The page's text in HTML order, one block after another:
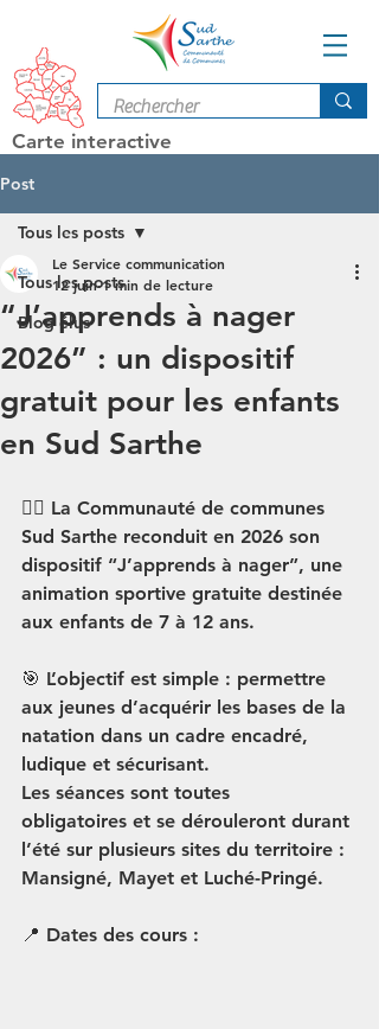
Carte interactive
Post
Tous les posts
Blog élus
Tous les posts
“J’apprends à nager
2026” : un dispositif
gratuit pour les enfants
en Sud Sarthe
Le Service communication
12 juin 1 min de lecture
🏊‍♀️ La Communauté de communes
Sud Sarthe reconduit en 2026 son
dispositif “J’apprends à nager”, une
animation sportive gratuite destinée
aux enfants de 7 à 12 ans.
🎯 L’objectif est simple : permettre
aux jeunes d’acquérir les bases de la
natation dans un cadre encadré,
ludique et sécurisant.
Les séances sont toutes
obligatoires et se dérouleront durant
l’été sur plusieurs sites du territoire :
Mansigné, Mayet et Luché-Pringé.
📍 Dates des cours :